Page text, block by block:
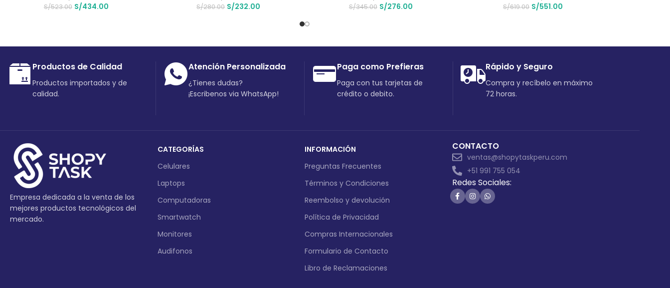
S/523.00 S/434.00 S/280.00 S/232.00 S/345.00 S/276.00 S/619.00 S/551.00
Productos de Calidad
Productos importados y de
calidad.
Atención Personalizada
¿Tienes dudas?
¡Escribenos via WhatsApp!
Paga como Prefieras
Paga con tus tarjetas de
crédito o debito.
Rápido y Seguro
Compra y recíbelo en máximo
72 horas.
Empresa dedicada a la venta de los
mejores productos tecnológicos del
mercado.
CATEGORÍAS
Celulares
Laptops
Computadoras
Smartwatch
Monitores
Audifonos
INFORMACIÓN
Preguntas Frecuentes
Términos y Condiciones
Reembolso y devolución
Política de Privacidad
Compras Internacionales
Formulario de Contacto
Libro de Reclamaciones
CONTACTO
ventas@shopytaskperu.com
+51 991 755 054
Redes Sociales: